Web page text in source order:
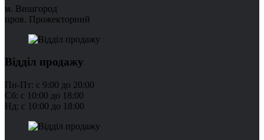
м. Вишгород
пров. Прожекторний
Відділ продажу
Пн-Пт: с 9:00 до 20:00
Сб: с 10:00 до 18:00
Нд: с 10:00 до 18:00